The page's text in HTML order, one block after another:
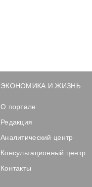
ЭКОНОМИКА И ЖИЗНЬ
О портале
Редакция
Аналитический центр
Консультационный центр
Контакты